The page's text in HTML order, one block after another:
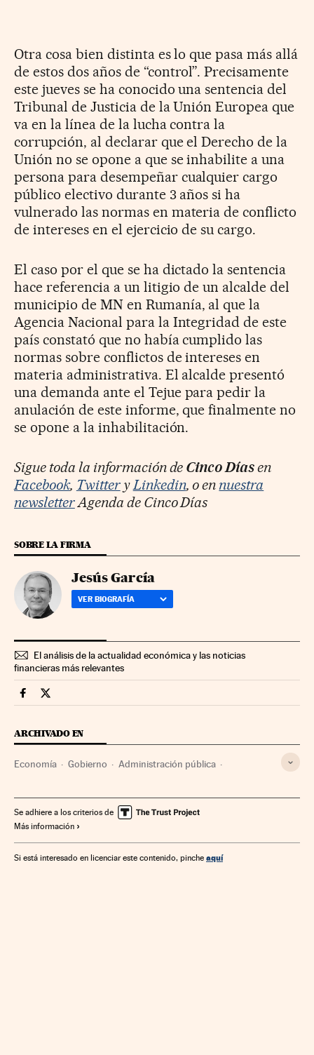
Otra cosa bien distinta es lo que pasa más allá
de estos dos años de “control”. Precisamente
este jueves se ha conocido una sentencia del
Tribunal de Justicia de la Unión Europea que
va en la línea de la lucha contra la
corrupción, al declarar que el Derecho de la
Unión no se opone a que se inhabilite a una
persona para desempeñar cualquier cargo
público electivo durante 3 años si ha
vulnerado las normas en materia de conflicto
de intereses en el ejercicio de su cargo.
El caso por el que se ha dictado la sentencia
hace referencia a un litigio de un alcalde del
municipio de MN en Rumanía, al que la
Agencia Nacional para la Integridad de este
país constató que no había cumplido las
normas sobre conflictos de intereses en
materia administrativa. El alcalde presentó
una demanda ante el Tejue para pedir la
anulación de este informe, que finalmente no
se opone a la inhabilitación.
Sigue toda la información de Cinco Díasen
Facebook, TwitteryLinkedin, o ennuestra
newsletterAgenda de Cinco Días
SOBRE LA FIRMA
Jesús García
VER BIOGRAFÍA
El análisis de la actualidad económica y las noticias
financieras más relevantes
Economia Cinco Días en Facebook
Economia Cinco Días en Twitter
ARCHIVADO EN
Economía Gobierno Administración pública
Se adhiere a los criterios de
Más información
Si está interesado en licenciar este contenido, pinche aquí